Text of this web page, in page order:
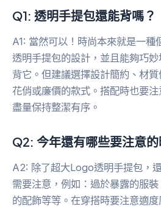
Q1: 透明手提包還能背嗎？
A1: 當然可以！時尚本來就是一種
透明手提包的設計，並且能夠巧
背它。但建議選擇設計簡約、材
花俏或廉價的款式。搭配時也要注
盡量保持整潔有序。
Q2: 今年還有哪些要注意的
A2: 除了超大Logo透明手提包，
需要注意，例如：過於暴露的服
的配飾等等。在穿搭時要注意適